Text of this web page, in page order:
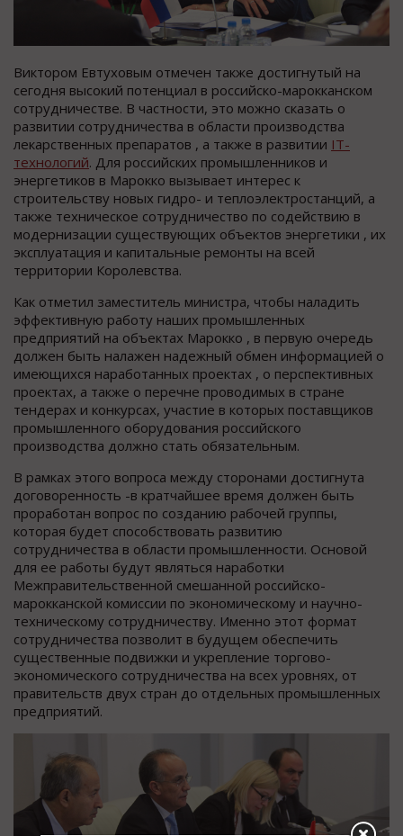
Виктором Евтуховым отмечен также достигнутый на
сегодня высокий потенциал в российско-марокканском
сотрудничестве. В частности, это можно сказать о
развитии сотрудничества в области производства
лекарственных препаратов , а также в развитии IT-
технологий. Для российских промышленников и
энергетиков в Марокко вызывает интерес к
строительству новых гидро- и теплоэлектростанций, а
также техническое сотрудничество по содействию в
модернизации существующих объектов энергетики , их
эксплуатация и капитальные ремонты на всей
территории Королевства.
Как отметил заместитель министра, чтобы наладить
эффективную работу наших промышленных
предприятий на объектах Марокко , в первую очередь
должен быть налажен надежный обмен информацией о
имеющихся наработанных проектах , о перспективных
проектах, а также о перечне проводимых в стране
тендерах и конкурсах, участие в которых поставщиков
промышленного оборудования российского
производства должно стать обязательным.
В рамках этого вопроса между сторонами достигнута
договоренность -в кратчайшее время должен быть
проработан вопрос по созданию рабочей группы,
которая будет способствовать развитию
сотрудничества в области промышленности. Основой
для ее работы будут являться наработки
Межправительственной смешанной российско-
марокканской комиссии по экономическому и научно-
техническому сотрудничеству. Именно этот формат
сотрудничества позволит в будущем обеспечить
существенные подвижки и укрепление торгово-
экономического сотрудничества на всех уровнях, от
правительств двух стран до отдельных промышленных
предприятий.